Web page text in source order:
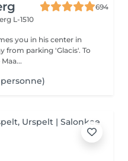
694
L-1510
you in his center in
from parking 'Glacis'. To